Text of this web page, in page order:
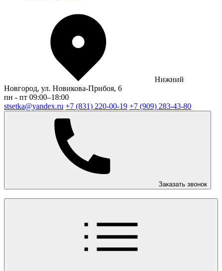
Нижний
Новгород, ул. Новикова-Прибоя, 6
пн - пт 09:00–18:00
stsetka@yandex.ru +7 (831) 220-00-19 +7 (909) 283-43-80
Заказать звонок